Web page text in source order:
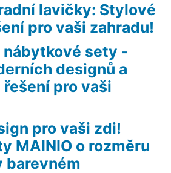
lavičky: Stylové
pro vaši zahradu!
nábytkové sety -
designů a
pro vaši
pro vaši zdi!
MAINIO o rozměru
barevném